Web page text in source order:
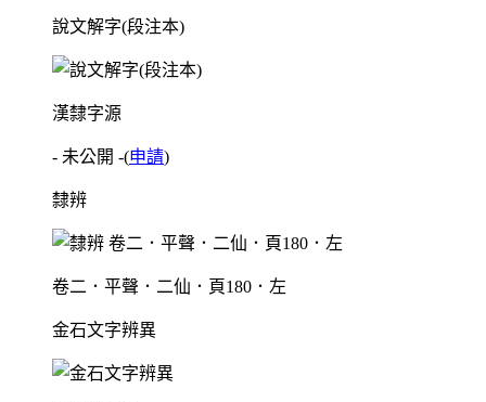
說文解字(段注本)
漢隸字源
- 未公開 -(申請)
隸辨
卷二．平聲．二仙．頁180．左
金石文字辨異